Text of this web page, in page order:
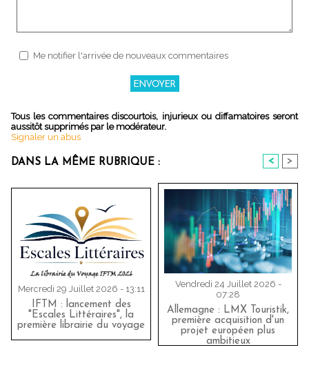
Me notifier l'arrivée de nouveaux commentaires
Tous les commentaires discourtois, injurieux ou diffamatoires seront
aussitôt supprimés par le modérateur.
Signaler un abus
DANS LA MÊME RUBRIQUE : < >
Mercredi 29 Juillet 2026 - 13:11
IFTM : lancement des
"Escales Littéraires", la
première librairie du voyage
Vendredi 24 Juillet 2026 -
07:28
Allemagne : LMX Touristik,
première acquisition d'un
projet européen plus
ambitieux